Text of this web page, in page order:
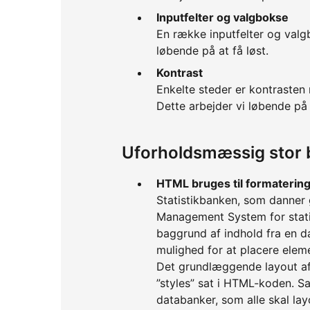
Inputfelter og valgbokse
En række inputfelter og
løbende på at få løst.
Kontrast
Enkelte steder er
Dette arbejder vi løbende
Uforholdsmæssig stor
HTML bruges til
Statistikbanken, som
Management System for
baggrund af indhold fra en
mulighed for at placere
Det grundlæggende layout
”styles” sat i HTML-koden.
databanker, som alle skal